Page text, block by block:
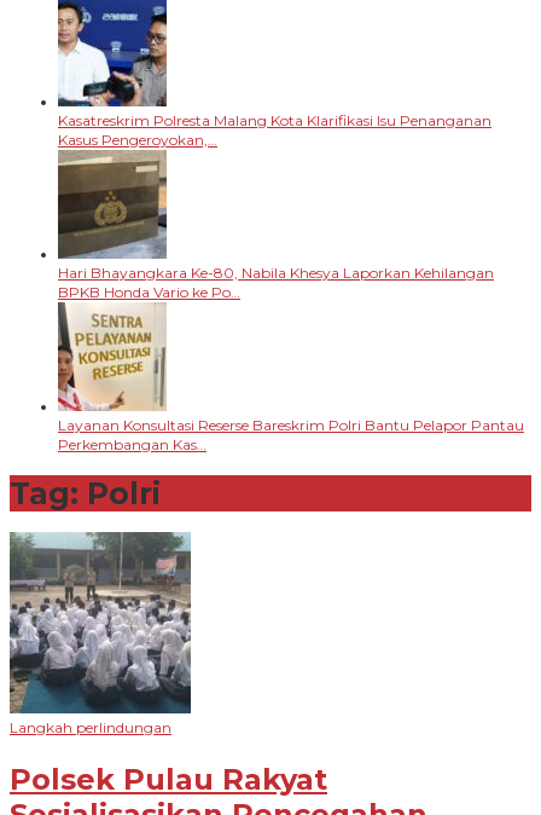
Kasatreskrim Polresta Malang Kota Klarifikasi Isu Penanganan
Kasus Pengeroyokan,…
Hari Bhayangkara Ke-80, Nabila Khesya Laporkan Kehilangan
BPKB Honda Vario ke Po…
Layanan Konsultasi Reserse Bareskrim Polri Bantu Pelapor Pantau
Perkembangan Kas…
Tag: Polri
Langkah perlindungan
Polsek Pulau Rakyat